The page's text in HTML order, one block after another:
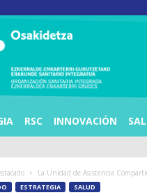
RSC INNOVACIÓN
La Unidad de Asistencia
ESTRATEGIA SALUD